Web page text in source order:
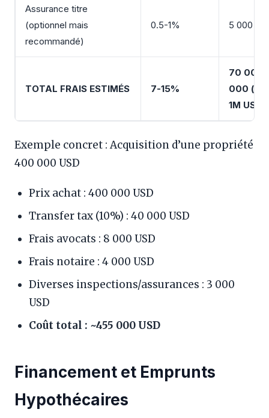
Assurance titre
(optionnel mais
recommandé)
0.5-1% 5 000 –
TOTAL FRAIS ESTIMÉS 7-15%
70 000
000
1M USD)
Exemple concret : Acquisition d’une propriété
400 000 USD
Prix achat : 400 000 USD
Transfer tax (10%) : 40 000 USD
Frais avocats : 8 000 USD
Frais notaire : 4 000 USD
Diverses inspections/assurances : 3 000
USD
Coût total : ~455 000 USD
Financement et Emprunts
Hypothécaires